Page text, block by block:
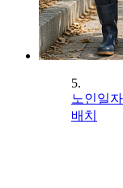
5.
노인일
배치